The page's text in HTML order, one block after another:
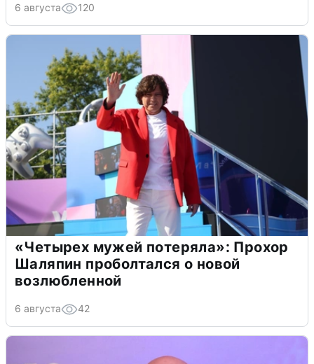
6 августа 120
«Четырех мужей потеряла»: Прохор
Шаляпин проболтался о новой
возлюбленной
6 августа 42